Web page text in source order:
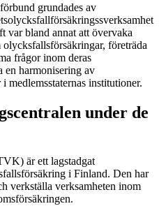
grundades av
var bland annat att övervaka
företräda
frågor inom deras
en harmonisering av
medlemsstaternas institutioner.
under de
är ett lagstadgat
i Finland. Den har
verkställa verksamheten inom